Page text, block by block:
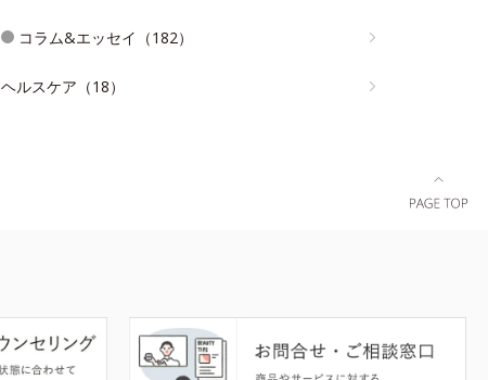
コラム&エッセイ（182）
ヘルスケア（18）